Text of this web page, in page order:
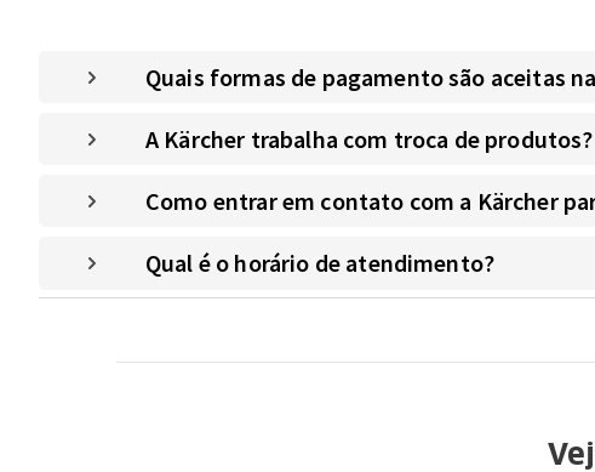
Quais formas de pagamento são aceitas
A Kärcher trabalha com troca de produtos?
Como entrar em contato com a Kärcher
Qual é o horário de atendimento?